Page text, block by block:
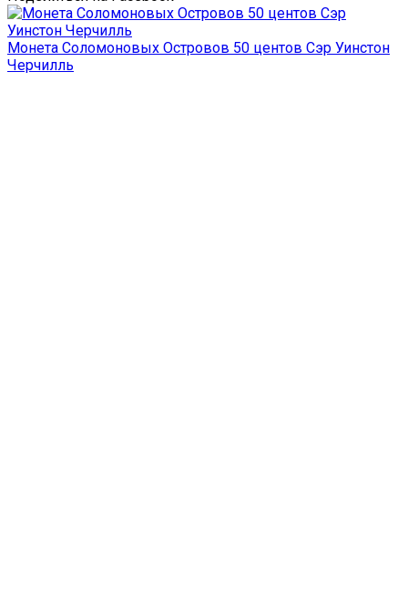
Монета Соломоновых Островов 50 центов Сэр Уинстон
Черчилль